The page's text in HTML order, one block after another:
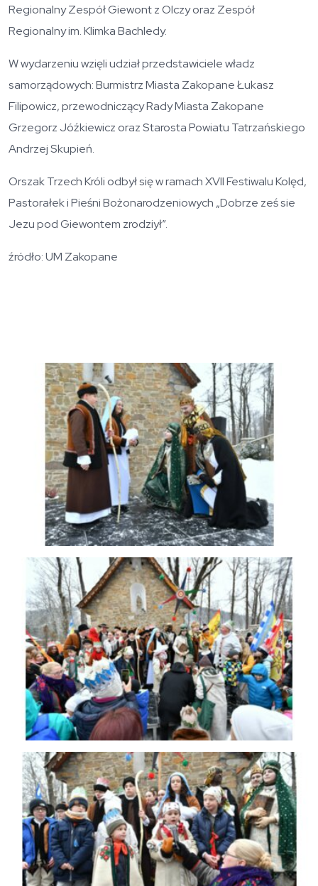
Regionalny Zespół Giewont z Olczy oraz Zespół
Regionalny im. Klimka Bachledy.
W wydarzeniu wzięli udział przedstawiciele władz
samorządowych: Burmistrz Miasta Zakopane Łukasz
Filipowicz, przewodniczący Rady Miasta Zakopane
Grzegorz Jóźkiewicz oraz Starosta Powiatu Tatrzańskiego
Andrzej Skupień.
Orszak Trzech Króli odbył się w ramach XVII Festiwalu Kolęd,
Pastorałek i Pieśni Bożonarodzeniowych „Dobrze ześ sie
Jezu pod Giewontem zrodziył”.
źródło: UM Zakopane